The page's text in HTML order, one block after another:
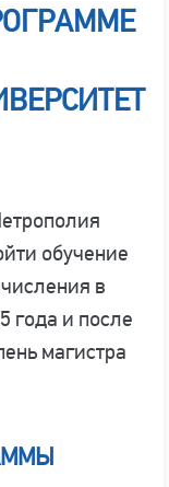
обучение
в
года и после
магистра